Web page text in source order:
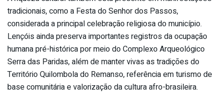
tradicionais, como a Festa do Senhor dos Passos,
considerada a principal celebração religiosa do município.
Lençóis ainda preserva importantes registros da ocupação
humana pré-histórica por meio do Complexo Arqueológico
Serra das Paridas, além de manter vivas as tradições do
Território Quilombola do Remanso, referência em turismo de
base comunitária e valorização da cultura afro-brasileira.